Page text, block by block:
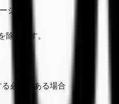
ジ本文
きます。
必要がある場合